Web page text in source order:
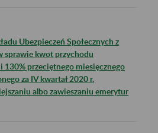
Ubezpieczeń Społecznych z
sprawie kwot przychodu
przeciętnego miesięcznego
za IV kwartał 2020 r.
albo zawieszaniu emerytur